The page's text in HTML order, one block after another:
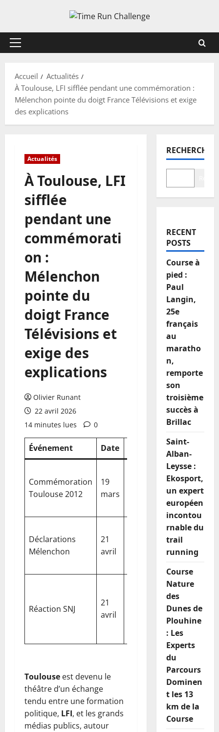
contenu
Menu
Accueil
Actualités
À Toulouse, LFI sifflée pendant une commémoration :
Mélenchon pointe du doigt France Télévisions et exige
des explications
Actualités
À Toulouse, LFI
sifflée
pendant une
commémorati
on :
Mélenchon
pointe du
doigt France
Télévisions et
exige des
explications
Olivier Runant
22 avril 2026
14 minutes lues
0
Événement Date Réaction
Commémoration
Toulouse 2012
19
mars
Controverse
autour de la
couverture
des médias
Déclarations
Mélenchon
21
avril
Exige des
explications
France
Télévisions
Réaction SNJ
21
avril
Rétention
évoquée
comme
inacceptable
Toulouse est devenu le
théâtre d’un échange
tendu entre une formation
politique, LFI, et les grands
médias publics, autour
RECHERCHER
RECENT
POSTS
Course à
pied :
Paul
Langin,
25e
français
au
maratho
n,
remporte
son
troisième
succès à
Brillac
Saint-
Alban-
Leysse :
Ekosport,
un expert
européen
incontou
rnable du
trail
running
Course
Nature
des
Dunes de
Plouhine
: Les
Experts
du
Parcours
Dominen
t les 13
km de la
Course